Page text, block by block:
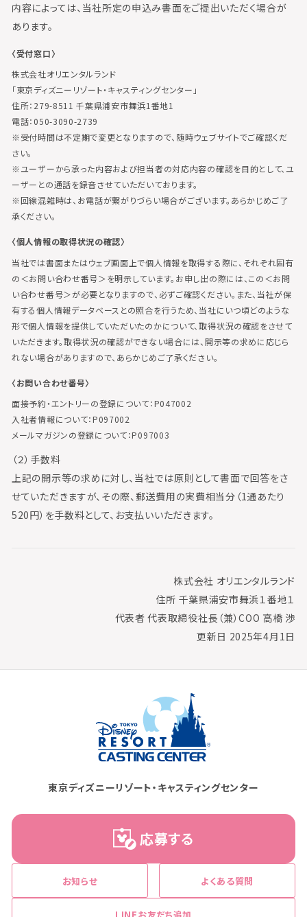
内容によっては、当社所定の申込み書面をご提出いただく場合が
あります。
〈受付窓口〉
株式会社オリエンタルランド
「東京ディズニーリゾート・キャスティングセンター」
住所：279-8511 千葉県浦安市舞浜1番地1
電話：050-3090-2739
※受付時間は不定期で変更となりますので、随時ウェブサイトでご確認くだ
さい。
※ユーザーから承った内容および担当者の対応内容の確認を目的として、ユ
ーザーとの通話を録音させていただいております。
※回線混雑時は、お電話が繋がりづらい場合がございます。あらかじめご了
承ください。
〈個人情報の取得状況の確認〉
当社では書面またはウェブ画面上で個人情報を取得する際に、それぞれ固有
の＜お問い合わせ番号＞を明示しています。お申し出の際には、この＜お問
い合わせ番号＞が必要となりますので、必ずご確認ください。また、当社が保
有する個人情報データベースとの照合を行うため、当社にいつ頃どのような
形で個人情報を提供していただいたのかについて、取得状況の確認をさせて
いただきます。取得状況の確認ができない場合には、開示等の求めに応じら
れない場合がありますので、あらかじめご了承ください。
〈お問い合わせ番号〉
面接予約・エントリーの登録について：P047002
入社者情報について：P097002
メールマガジンの登録について：P097003
（２）手数料
上記の開示等の求めに対し、当社では原則として書面で回答をさ
せていただきますが、その際、郵送費用の実費相当分（1通あたり
520円）を手数料として、お支払いいただきます。
株式会社 オリエンタルランド
住所 千葉県浦安市舞浜１番地１
代表者 代表取締役社長（兼）COO 高橋 渉
更新日 2025年4月1日
東京ディズニーリゾート・キャスティングセンター
応募する
お知らせ よくある質問